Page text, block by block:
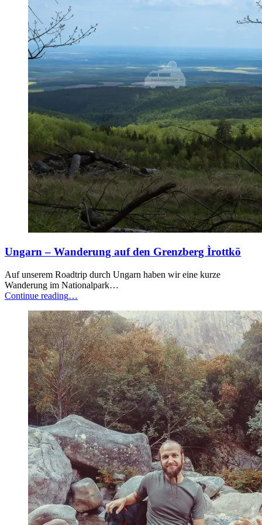
Ungarn – Wanderung auf den Grenzberg Ìrottkö
Auf unserem Roadtrip durch Ungarn haben wir eine kurze
Wanderung im Nationalpark…
Continue reading“Ungarn
Wanderung
auf
den
Grenzberg
Ìrottkö”
…